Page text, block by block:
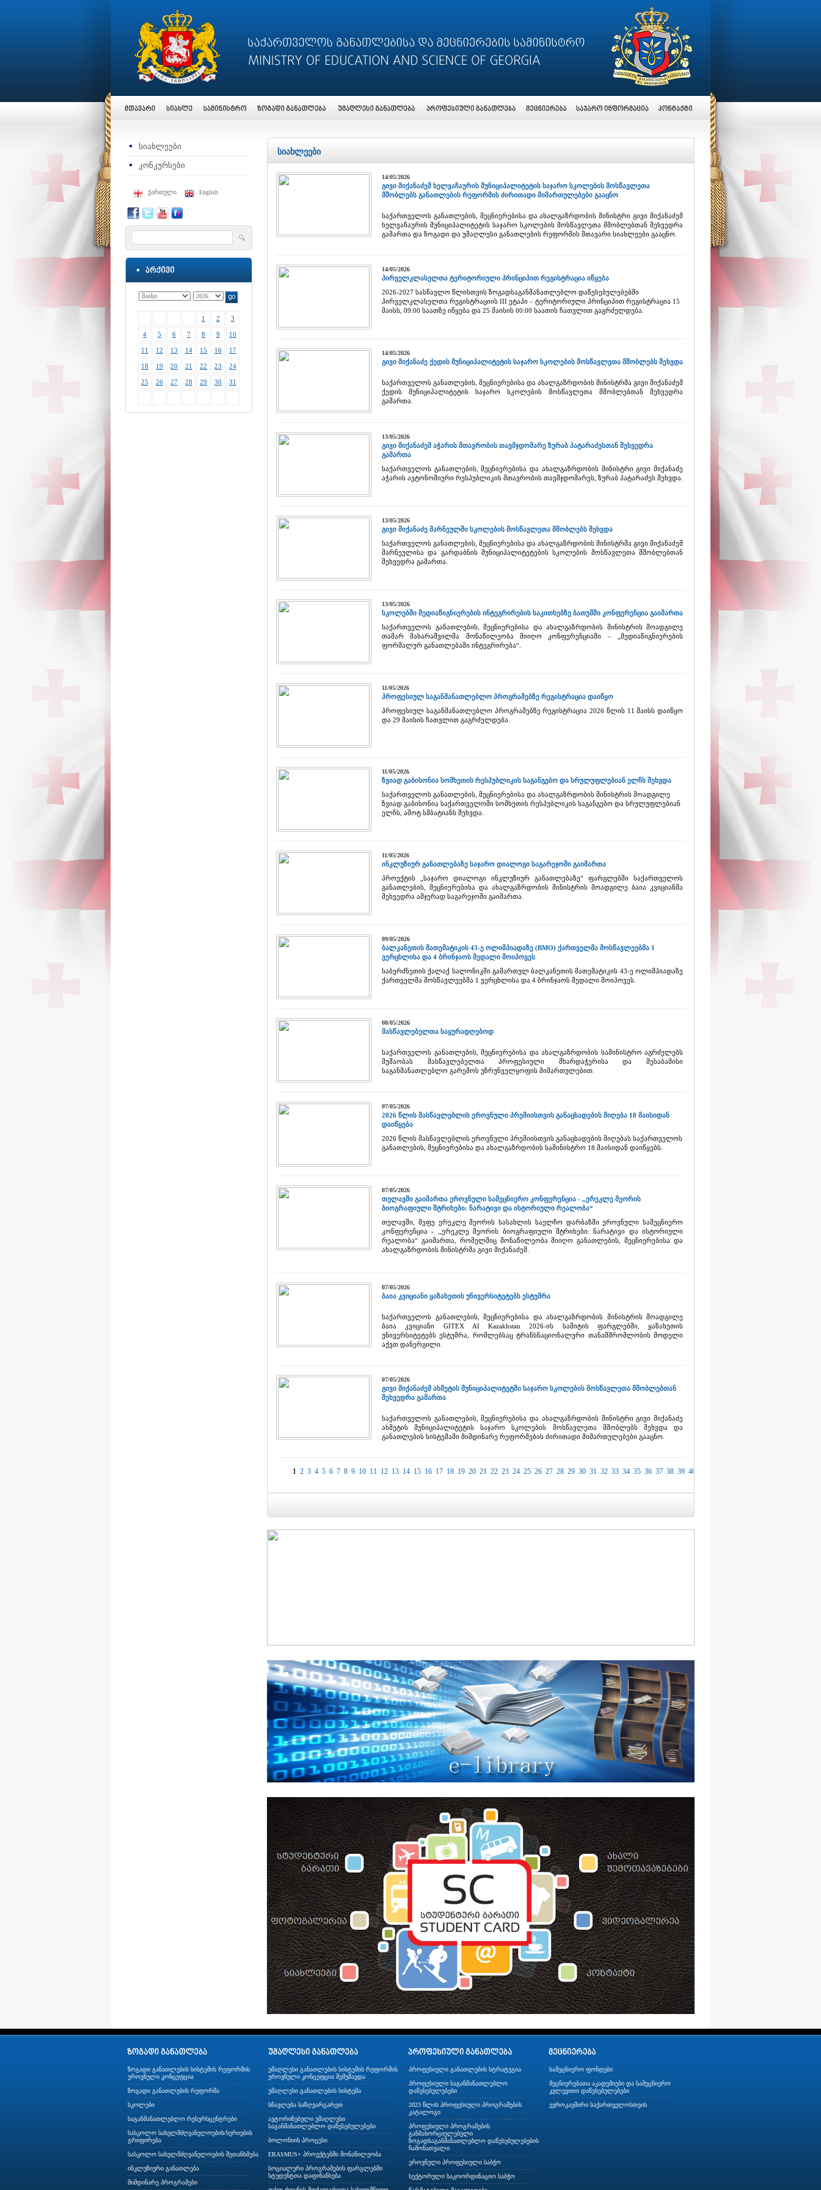
სიახლეები
კონკურსები
ქართული English
1 2 3
4 5 6 7 8 9 10
11 12 13 14 15 16 17
18 19 20 21 22 23 24
25 26 27 28 29 30 31
სიახლეები
14/05/2026
გივი მიქანაძემ ხელვაჩაურის მუნიციპალიტეტის საჯარო სკოლების მოსწავლეთა
მშობლებს განათლების რეფორმის ძირითადი მიმართულებები გააცნო
საქართველოს განათლების, მეცნიერებისა და ახალგაზრდობის მინისტრი გივი მიქანაძემ
ხელვაჩაურის მუნიციპალიტეტის საჯარო სკოლების მოსწავლეთა მშობლებთან შეხვედრა
გამართა და ზოგადი და უმაღლესი განათლების რეფორმის მთავარი სიახლეები გააცნო.
14/05/2026
პირველკლასელთა ტერიტორიული პრინციპით რეგისტრაცია იწყება
2026-2027 სასწავლო წლისთვის ზოგადსაგანმანათლებლო დაწესებულებებში
პირველკლასელთა რეგისტრაციის III ეტაპი – ტერიტორიული პრინციპით რეგისტრაცია 15
მაისს, 09:00 საათზე იწყება და 25 მაისის 00:00 საათის ჩათვლით გაგრძელდება.
14/05/2026
გივი მიქანაძე ქედის მუნიციპალიტეტის საჯარო სკოლების მოსწავლეთა მშობლებს შეხვდა
საქართველოს განათლების, მეცნიერებისა და ახალგაზრდობის მინისტრმა გივი მიქანაძემ
ქედის მუნიციპალიტეტის საჯარო სკოლების მოსწავლეთა მშობლებთან შეხვედრა
გამართა.
13/05/2026
გივი მიქანაძემ აჭარის მთავრობის თავმჯდომარე ზურაბ პატარაძესთან შეხვედრა
გამართა
საქართველოს განათლების, მეცნიერებისა და ახალგაზრდობის მინისტრი გივი მიქანაძე
აჭარის ავტონომიური რესპუბლიკის მთავრობის თავმჯდომარეს, ზურაბ პატარაძეს შეხვდა.
13/05/2026
გივი მიქანაძე მარნეულში სკოლების მოსწავლეთა მშობლებს შეხვდა
საქართველოს განათლების, მეცნიერებისა და ახალგაზრდობის მინისტრმა გივი მიქანაძემ
მარნეულისა და გარდაბნის მუნიციპალიტეტების სკოლების მოსწავლეთა მშობლებთან
შეხვედრა გამართა.
13/05/2026
სკოლებში მედიაწიგნიერების ინტეგრირების საკითხებზე ბათუმში კონფერენცია გაიმართა
საქართველოს განათლების, მეცნიერებისა და ახალგაზრდობის მინისტრის მოადგილე
თამარ მახარაშვილმა მონაწილეობა მიიღო კონფერენციაში – „მედიაწიგნიერების
ფორმალურ განათლებაში ინტეგრირება“.
11/05/2026
პროფესიულ საგანმანათლებლო პროგრამებზე რეგისტრაცია დაიწყო
პროფესიულ საგანმანათლებლო პროგრამებზე რეგისტრაცია 2026 წლის 11 მაისს დაიწყო
და 29 მაისის ჩათვლით გაგრძელდება.
11/05/2026
ზვიად გაბისონია სომხეთის რესპუბლიკის საგანგებო და სრულუფლებიან ელჩს შეხვდა
საქართველოს განათლების, მეცნიერებისა და ახალგაზრდობის მინისტრის მოადგილე
ზვიად გაბისონია საქართველოში სომხეთის რესპუბლიკის საგანგებო და სრულუფლებიან
ელჩს, აშოტ სმბატიანს შეხვდა.
11/05/2026
ინკლუზიურ განათლებაზე საჯარო დიალოგი საგარეჯოში გაიმართა
პროექტის „საჯარო დიალოგი ინკლუზიურ განათლებაზე“ ფარგლებში საქართველოს
განათლების, მეცნიერებისა და ახალგაზრდობის მინისტრის მოადგილე ბაია კვიციანმა
შეხვედრა ამჯერად საგარეჯოში გაიმართა.
09/05/2026
ბალკანეთის მათემატიკის 43-ე ოლიმპიადაზე (BMO) ქართველმა მოსწავლეებმა 1
ვერცხლისა და 4 ბრინჯაოს მედალი მოიპოვეს
საბერძნეთის ქალაქ სალონიკში გამართულ ბალკანეთის მათემატიკის 43-ე ოლიმპიადაზე
ქართველმა მოსწავლეებმა 1 ვერცხლისა და 4 ბრინჯაოს მედალი მოიპოვეს.
08/05/2026
მასწავლებელთა საყურადღებოდ
საქართველოს განათლების, მეცნიერებისა და ახალგაზრდობის სამინისტრო აგრძელებს
მუშაობას მასწავლებელთა პროფესიული მხარდაჭერისა და შესაბამისი
საგანმანათლებლო გარემოს უზრუნველყოფის მიმართულებით.
07/05/2026
2026 წლის მასწავლებლის ეროვნული პრემიისთვის განაცხადების მიღება 18 მაისიდან
დაიწყება
2026 წლის მასწავლებლის ეროვნული პრემიისთვის განაცხადების მიღებას საქართველოს
განათლების, მეცნიერებისა და ახალგაზრდობის სამინისტრო 18 მაისიდან დაიწყებს.
07/05/2026
თელავში გაიმართა ეროვნული სამეცნიერო კონფერენცია - ,,ერეკლე მეორის
ბიოგრაფიული შტრიხები: ნარატივი და ისტორიული რეალობა“
თელავში, მეფე ერეკლე მეორის სასახლის საელჩო დარბაზში ეროვნული სამეცნიერო
კონფერენცია - ,,ერეკლე მეორის ბიოგრაფიული შტრიხები: ნარატივი და ისტორიული
რეალობა“ გაიმართა, რომელშიც მონაწილეობა მიიღო განათლების, მეცნიერებისა და
ახალგაზრდობის მინისტრმა გივი მიქანაძემ.
07/05/2026
ბაია კვიციანი ყაზახეთის უნივერსიტეტებს ესტუმრა
საქართველოს განათლების, მეცნიერებისა და ახალგაზრდობის მინისტრის მოადგილე
ბაია კვიციანი GITEX AI Kazakhstan 2026-ის სამიტის ფარგლებში, ყაზახეთის
უნივერსიტეტებს ესტუმრა, რომლებსაც ტრანსნაციონალური თანამშრომლობის მოდელი
აქვთ დანერგილი.
07/05/2026
გივი მიქანაძემ ახმეტის მუნიციპალიტეტში საჯარო სკოლების მოსწავლეთა მშობლებთან
შეხვედრა გამართა
საქართველოს განათლების, მეცნიერებისა და ახალგაზრდობის მინისტრი გივი მიქანაძე
ახმეტის მუნიციპალიტეტის საჯარო სკოლების მოსწავლეთა მშობლებს შეხვდა და
განათლების სისტემაში მიმდინარე რეფორმების ძირითადი მიმართულებები გააცნო.
1 2 3 4 5 6 7 8 9 10 11 12 13 14 15 16 17 18 19 20 21 22 23 24 25 26 27 28 29 30 31 32 33 34 35 36 37 38 39 40
ზოგადი განათლების სისტემის რეფორმის
ეროვნული კონცეფცია
ზოგადი განათლების რეფორმა
სკოლები
საგანმანათლებლო რესურსცენტრები
სასკოლო სახელმძღვანელოების/სერიების
გრიფირება
სასკოლო სახელმძღვანელოების შეთანხმება
ინკლუზიური განათლება
მიმდინარე პროგრამები
უმაღლესი განათლების სისტემის რეფორმის
ეროვნული კონცეფცია შემუშავდა
უმაღლესი განათლების სისტემა
სწავლება საზღვარგარეთ
ავტორიზებული უმაღლესი
საგანმანათლებლო დაწესებულებები
ბოლონიის პროცესი
ERASMUS+ პროექტებში მონაწილეობა
სოციალური პროგრამების ფარგლებში
სტუდენტთა დაფინანსება
პროფესიული განათლების სტრატეგია
პროფესიული საგანმანათლებლო
დაწესებულებები
2023 წლის პროფესიული პროგრამების
კატალოგი
პროფესიული პროგრამების
განმახორციელებელი
ზოგადსაგანმანათლებლო დაწესებულებების
ჩამონათვალი
ეროვნული პროფესიული საბჭო
სექტორული საკოორდინაციო საბჭო
სამეცნიერო ფონდები
მეცნიერებათა აკადემიები და სამეცნიერო
კვლევითი დაწესებულებები
ევროკავშირი საქართველოსთვის